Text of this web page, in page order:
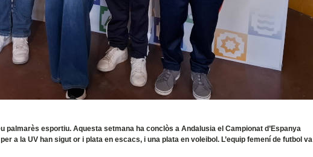
palmarès esportiu. Aquesta setmana ha conclòs a Andalusia el Campionat d’Espanya
a la UV han sigut or i plata en escacs, i una plata en voleibol. L’equip femení de futbol va